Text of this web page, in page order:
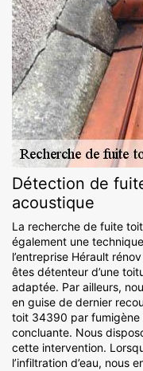
Détection de
acoustique
La recherche de fuite
également une
l’entreprise Hérault
êtes détenteur d’une
adaptée. Par ailleurs,
en guise de dernier
toit 34390 par fumigène
concluante. Nous
cette intervention.
l’infiltration d’eau, nous